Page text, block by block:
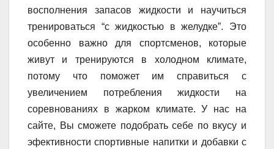
восполнения запасов жидкости и научиться
тренироваться “с жидкостью в желудке”. Это
особенно важно для спортсменов, которые
живут и тренируются в холодном климате,
потому что поможет им справиться с
увеличением потребления жидкости на
соревнованиях в жарком климате. У нас на
сайте, Вы сможете подобрать себе по вкусу и
эфективности спортивные напитки и добавки с